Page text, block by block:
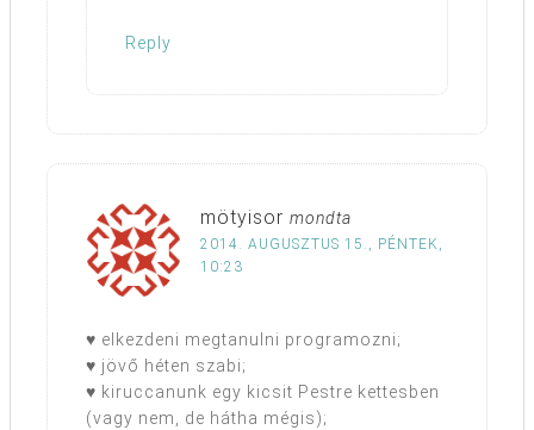
Reply
mötyisor mondta
2014. AUGUSZTUS 15., PÉNTEK,
10:23
♥ elkezdeni megtanulni programozni;
♥ jövő héten szabi;
♥ kiruccanunk egy kicsit Pestre kettesben
(vagy nem, de hátha mégis);